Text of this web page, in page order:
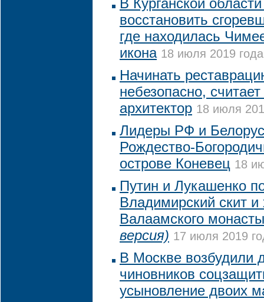
В Курганской
восстановить
где находилась
икона 18 июля 2019
Начинать
небезопасно,
архитектор 18 июля
Лидеры РФ и
Рождество-
острове Коневец 18
Путин и Лукашенко
Владимирский скит
Валаамского
версия) 17 июля 2019
В Москве возбудили
чиновников
усыновление двоих